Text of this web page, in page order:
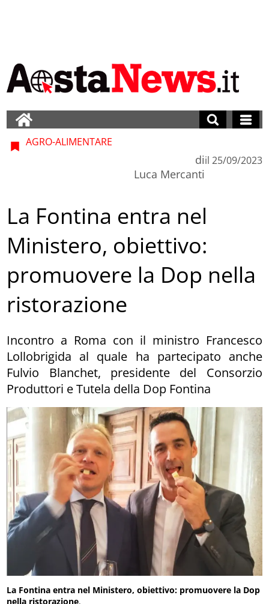
AGRO-ALIMENTARE
di
Luca Mercanti
il 25/09/2023
La Fontina entra nel
Ministero, obiettivo:
promuovere la Dop nella
ristorazione
Incontro a Roma con il ministro Francesco
Lollobrigida al quale ha partecipato anche
Fulvio Blanchet, presidente del Consorzio
Produttori e Tutela della Dop Fontina
La Fontina entra nel Ministero, obiettivo: promuovere la Dop
nella ristorazione.